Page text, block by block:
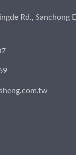
Rd., Sanchong